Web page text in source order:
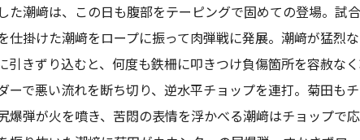
潮﨑は、この日も腹部をテーピングで固めての登場。試
掛けた潮﨑をロープに振って肉弾戦に発展。潮﨑が猛烈
きずり込むと、何度も鉄柵に叩きつけ負傷箇所を容赦な
で悪い流れを断ち切り、逆水平チョップを連打。菊田も
弾が火を噴き、苦悶の表情を浮かべる潮﨑はチョップで